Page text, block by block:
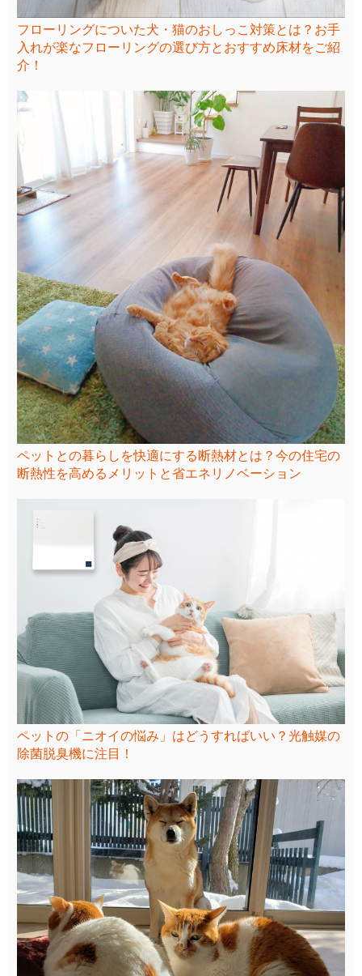
フローリングについた犬・猫のおしっこ対策とは？お手
入れが楽なフローリングの選び方とおすすめ床材をご紹
介！
ペットとの暮らしを快適にする断熱材とは？今の住宅の
断熱性を高めるメリットと省エネリノベーション
ペットの「ニオイの悩み」はどうすればいい？光触媒の
除菌脱臭機に注目！